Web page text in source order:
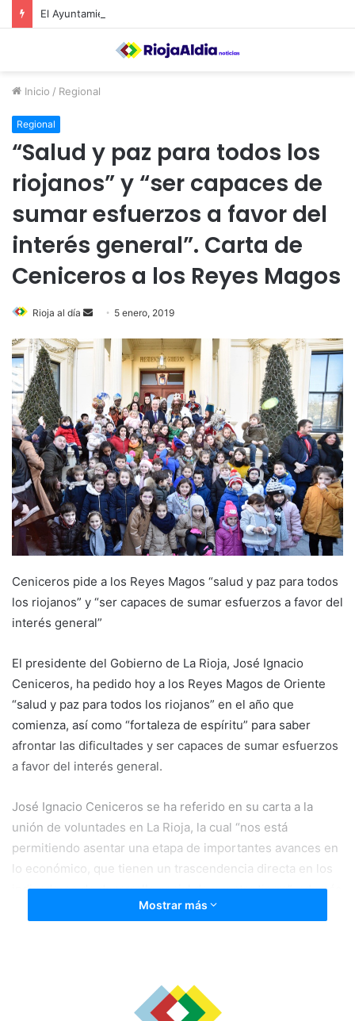
Inicio / Regional
Regional
“Salud y paz para todos los
riojanos” y “ser capaces de
sumar esfuerzos a favor del
interés general”. Carta de
Ceniceros a los Reyes Magos
Rioja al día
n
n
e
m
a
i
l
5 enero, 2019
Ceniceros pide a los Reyes Magos “salud y paz para todos
los riojanos” y “ser capaces de sumar esfuerzos a favor del
interés general”
El presidente del Gobierno de La Rioja, José Ignacio
Ceniceros, ha pedido hoy a los Reyes Magos de Oriente
“salud y paz para todos los riojanos” en el año que
comienza, así como “fortaleza de espíritu” para saber
afrontar las dificultades y ser capaces de sumar esfuerzos
a favor del interés general.
José Ignacio Ceniceros se ha referido en su carta a la
unión de voluntades en La Rioja, la cual “nos está
permitiendo asentar una etapa de importantes avances en
lo económico, que tienen un trascendencia directa en los
indicadores de desarrollo social de nuestra tierra”, además
de destacar que los riojanos “compartimos una ambición
En este sentido, el presidente riojano ha pedido que todos
Mostrar más